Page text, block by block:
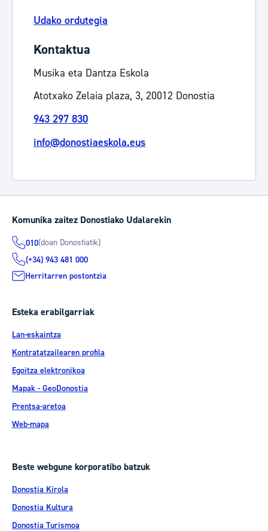
Udako ordutegia
Kontaktua
Musika eta Dantza Eskola
Atotxako Zelaia plaza, 3, 20012 Donostia
943 297 830
info@donostiaeskola.eus
Komunika zaitez Donostiako Udalarekin
010(doan Donostiatik)
(+34) 943 481 000
Herritarren postontzia
Esteka erabilgarriak
Lan-eskaintza
Kontratatzailearen profila
Egoitza elektronikoa
Mapak - GeoDonostia
Prentsa-aretoa
Web-mapa
Beste webgune korporatibo batzuk
Donostia Kirola
Donostia Kultura
Donostia Turismoa